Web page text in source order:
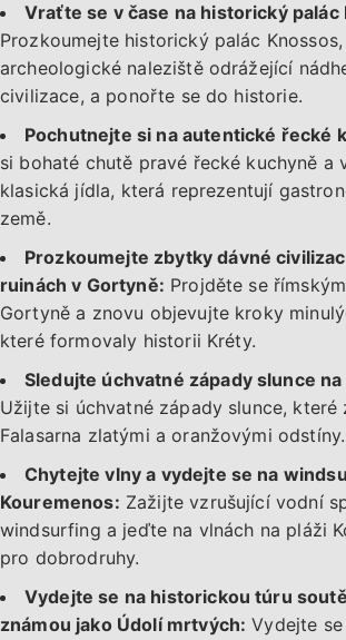
Vraťte se v čase na historický palác
Prozkoumejte historický palác
archeologické naleziště odrážející
civilizace, a ponořte se do historie.
Pochutnejte si na autentické řecké
si bohaté chutě pravé řecké kuchyně a
klasická jídla, která reprezentují
země.
Prozkoumejte zbytky dávné
ruinách v Gortyně: Projděte se
Gortyně a znovu objevujte kroky
které formovaly historii Kréty.
Sledujte úchvatné západy slunce na
Užijte si úchvatné západy slunce, které
Falasarna zlatými a oranžovými odstíny.
Chytejte vlny a vydejte se na
Kouremenos: Zažijte vzrušující vodní
windsurfing a jeďte na vlnách na pláži
pro dobrodruhy.
Vydejte se na historickou túru
známou jako Údolí mrtvých: Vydejte